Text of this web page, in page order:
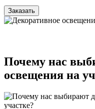
Заказать
Почему нас
освещения на